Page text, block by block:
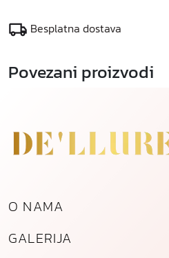
n
Besplatna dostava
Povezani proizvodi
O NAMA
GALERIJA